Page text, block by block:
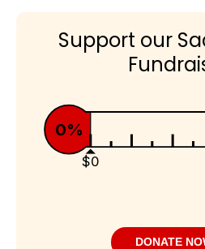
Support our
$0
0%
DONATE